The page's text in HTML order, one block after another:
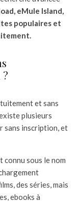
eMule Island,
populaires et
et sans
plusieurs
sans inscription, et
connu sous le nom
des séries, mais
ebooks à